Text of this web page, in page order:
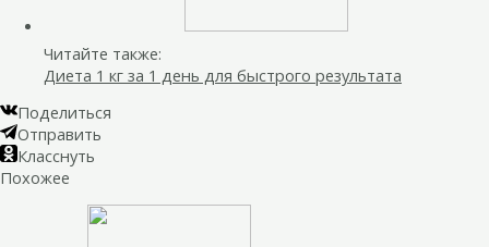
Читайте также:
Диета 1 кг за 1 день для быстрого результата
Поделиться
Отправить
Класснуть
Похожее